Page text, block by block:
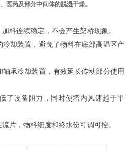
医药及部分中间体的脱湿干燥。
料连续稳定，不会产生架桥现象。
冷却装置，避免了物料在底部高温区产
承冷却装置，有效延长传动部分使用
了设备阻力，同时使塔内风速趋于平
片，物料细度和终水份可调可控。